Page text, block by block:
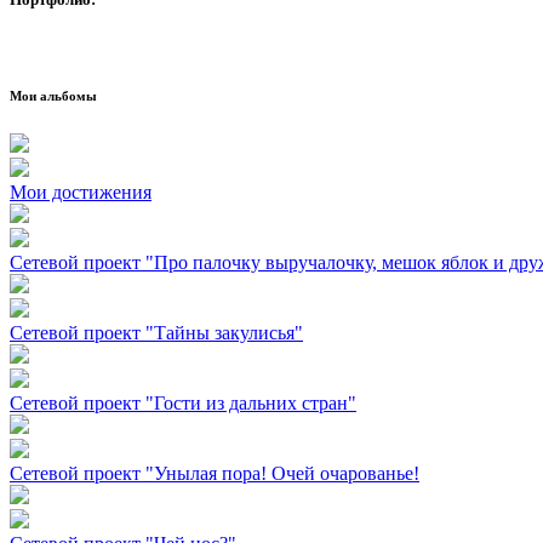
Мои альбомы
Мои достижения
Сетевой проект "Про палочку выручалочку, мешок яблок и
Сетевой проект "Тайны закулисья"
Сетевой проект "Гости из дальних стран"
Сетевой проект "Унылая пора! Очей очарованье!